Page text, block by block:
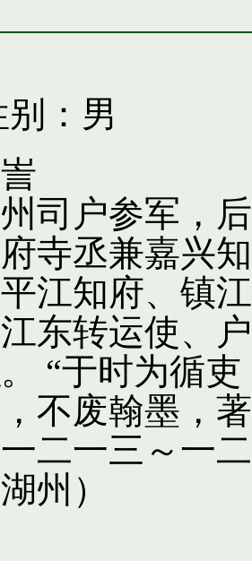
别：男
司户参军，
寺丞兼嘉兴
江知府、镇
东转运使、
“于时为循
不废翰墨，
二一三～一
州）